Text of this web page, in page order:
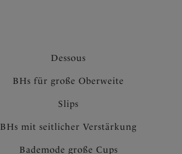
Dessous
BHs für große Oberweite
Slips
BHs mit seitlicher Verstärkung
Bademode große Cups